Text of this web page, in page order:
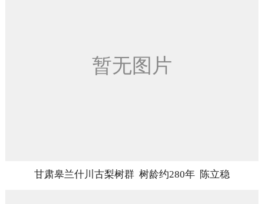
甘肃皋兰什川古梨树群 树龄约280年 陈立稳